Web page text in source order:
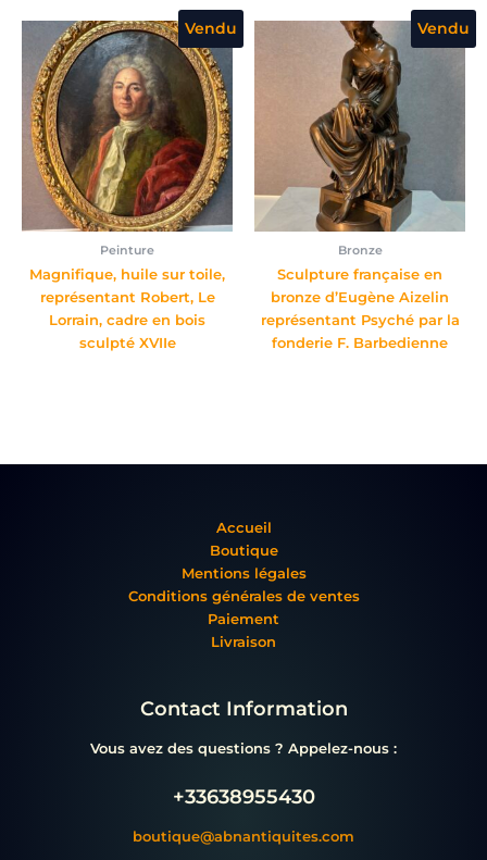
Vendu
Peinture
Magnifique, huile sur toile,
représentant Robert, Le
Lorrain, cadre en bois
sculpté XVIIe
Vendu
Bronze
Sculpture française en
bronze d’Eugène Aizelin
représentant Psyché par la
fonderie F. Barbedienne
Accueil
Boutique
Mentions légales
Conditions générales de ventes
Paiement
Livraison
Contact Information
Vous avez des questions ? Appelez-nous :
+33638955430
boutique@abnantiquites.com